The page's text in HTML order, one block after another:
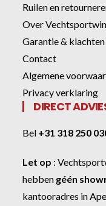
Ruilen en
Over
Garantie & klachten
Contact
Algemene
Privacy verklaring
DIRECT
Bel +31 318 250
Let op :
hebben géén
kantooradres in